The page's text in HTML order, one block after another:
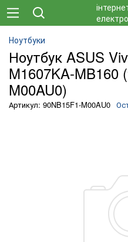
Ноутбуки
Ноутбук ASUS
M1607KA-MB160
M00AU0)
Артикул: 90NB15F1-M00AU0